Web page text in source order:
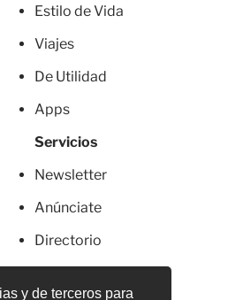
y de terceros para
Estilo de Vida
Viajes
De Utilidad
Apps
Servicios
Newsletter
Anúnciate
Directorio